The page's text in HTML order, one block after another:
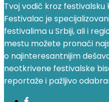
Tvoj vodič kroz festivalsku
Festivalac je
festivalima u Srbiji, ali i
mestu možete pronaći
o najinteresantnijim
neotkrivene festivalske
reportaže i pažljivo